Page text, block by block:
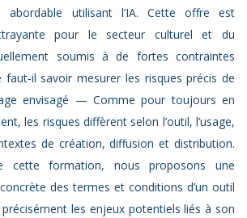
abordable utilisant l’IA. Cette offre est
pour le secteur culturel et du
soumis à de fortes contraintes
faut‑il savoir mesurer les risques précis de
envisagé — Comme pour toujours en
les risques diffèrent selon l’outil, l’usage,
de création, diffusion et distribution.
cette formation, nous proposons une
des termes et conditions d’un outil
précisément les enjeux potentiels liés à son